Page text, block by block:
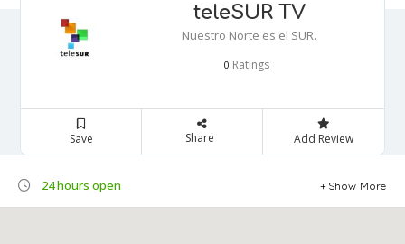
teleSUR TV
Nuestro Norte es el SUR.
0 Ratings
Save Share Add Review
24 hours open Show More